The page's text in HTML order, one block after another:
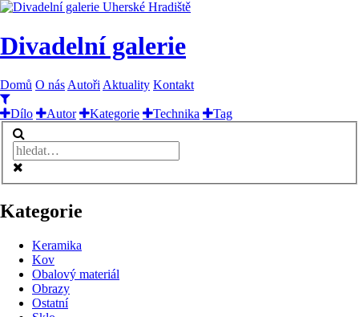
Divadelní galerie
Domů O nás Autoři Aktuality Kontakt
Dílo Autor Kategorie Technika Tag
Kategorie
Keramika
Kov
Obalový materiál
Obrazy
Ostatní